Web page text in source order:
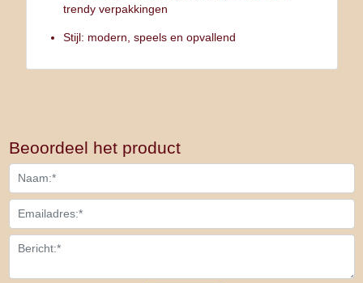
trendy verpakkingen
Stijl: modern, speels en opvallend
Beoordeel het product